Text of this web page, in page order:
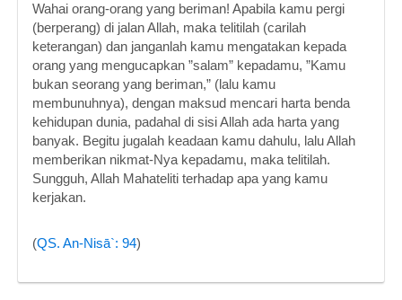
Wahai orang-orang yang beriman! Apabila kamu pergi
(berperang) di jalan Allah, maka telitilah (carilah
keterangan) dan janganlah kamu mengatakan kepada
orang yang mengucapkan ”salam” kepadamu, ”Kamu
bukan seorang yang beriman,” (lalu kamu
membunuhnya), dengan maksud mencari harta benda
kehidupan dunia, padahal di sisi Allah ada harta yang
banyak. Begitu jugalah keadaan kamu dahulu, lalu Allah
memberikan nikmat-Nya kepadamu, maka telitilah.
Sungguh, Allah Mahateliti terhadap apa yang kamu
kerjakan.
(QS. An-Nisā`: 94)